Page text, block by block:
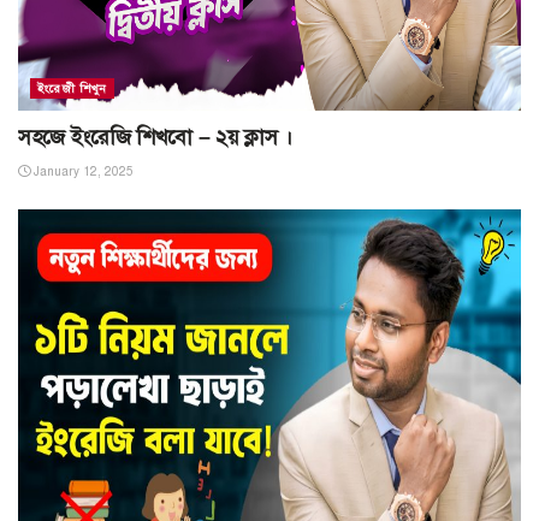
ইংরেজী শিখুন
সহজে ইংরেজি শিখবো – ২য় ক্লাস ।
January 12, 2025